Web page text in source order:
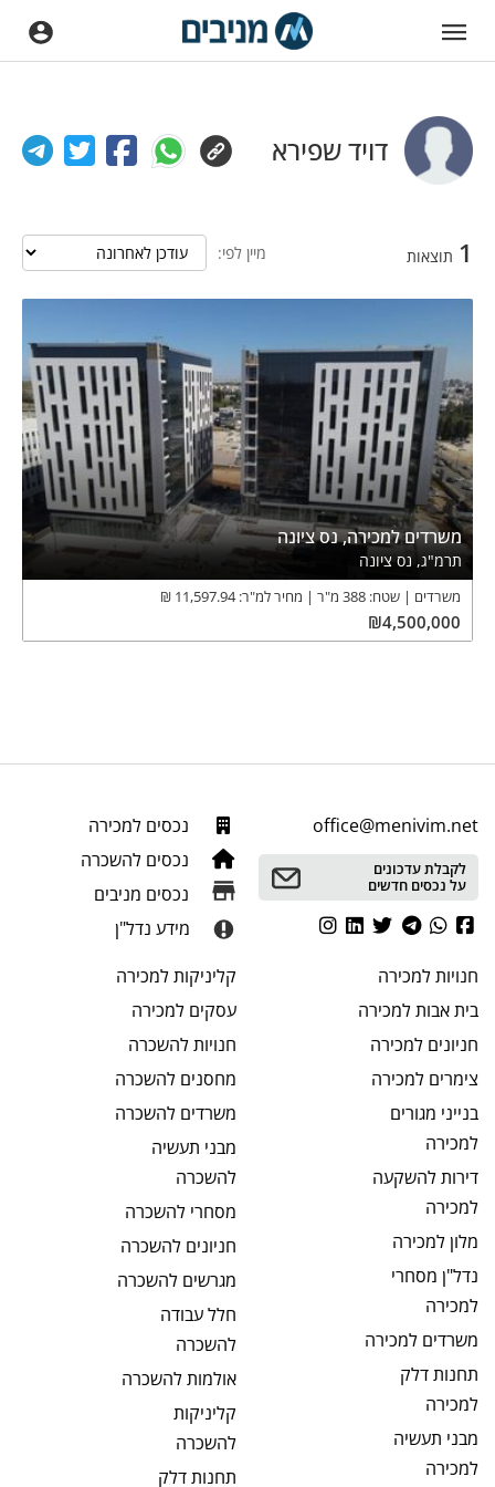
דויד שפירא
1 תוצאות מיין לפי:
משרדים למכירה, נס ציונה
תרמ"ג, נס ציונה
משרדים שטח: 388 מ"ר מחיר למ"ר:11,597.94
₪
₪4,500,000
office@menivim.net
לקבלת עדכונים
על נכסים חדשים
נכסים למכירה
נכסים להשכרה
נכסים מניבים
מידע נדל"ן
חנויותלמכירה
בית אבותלמכירה
חניונים למכירה
צימרים למכירה
בנייני מגורים
למכירה
דירות להשקעה
למכירה
מלון למכירה
נדל"ן מסחרי
למכירה
משרדים למכירה
תחנות דלק
למכירה
מבני תעשיה
למכירה
קליניקותלמכירה
עסקים למכירה
חנויותלהשכרה
מחסנים להשכרה
משרדים להשכרה
מבני תעשיה
להשכרה
מסחרי להשכרה
חניונים להשכרה
מגרשים להשכרה
חלל עבודה
להשכרה
אולמותלהשכרה
קליניקות
להשכרה
תחנות דלק